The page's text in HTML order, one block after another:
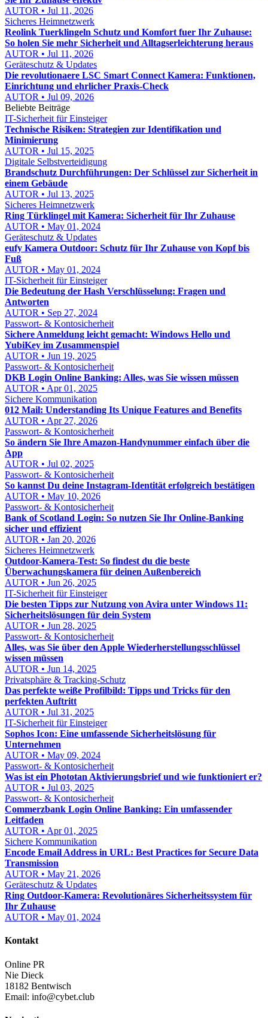
AUTOR • Jul 11, 2026
Sicheres Heimnetzwerk
Reolink Tuerklingeln Schutz und Komfort fuer Ihr Zuhause:
So holen Sie mehr Sicherheit und Alltagserleichterung heraus
AUTOR • Jul 11, 2026
Geräteschutz & Updates
Die revolutionaere LSC Smart Connect Kamera: Funktionen,
Einrichtung und ehrlicher Praxis-Check
AUTOR • Jul 09, 2026
Beliebte Beiträge
IT-Sicherheit für Einsteiger
Technische Risiken: Strategien zur Identifikation und
Minimierung
AUTOR • Jul 15, 2025
Digitale Selbstverteidigung
Brandschutz Durchführungen: Der Schlüssel zur Sicherheit in
einem Gebäude
AUTOR • Jul 13, 2025
Sicheres Heimnetzwerk
Ring Türklingel mit Kamera: Sicherheit für Ihr Zuhause
AUTOR • May 01, 2024
Geräteschutz & Updates
eufy Kamera Outdoor: Schutz für Ihr Zuhause von Kopf bis
Fuß
AUTOR • May 01, 2024
IT-Sicherheit für Einsteiger
Die Bedeutung der Hash Verschlüsselung: Fragen und
Antworten
AUTOR • Sep 27, 2024
Passwort- & Kontosicherheit
Sichere Anmeldung leicht gemacht: Windows Hello und
YubiKey im Zusammenspiel
AUTOR • Jun 19, 2025
Passwort- & Kontosicherheit
DKB Login Online Banking: Alles, was Sie wissen müssen
AUTOR • Apr 01, 2025
Sichere Kommunikation
012 Mail: Understanding Its Unique Features and Benefits
AUTOR • Apr 27, 2026
Passwort- & Kontosicherheit
So ändern Sie Ihre Amazon-Handynummer einfach über die
App
AUTOR • Jul 02, 2025
Passwort- & Kontosicherheit
So kannst Du deine Instagram-Identität erfolgreich bestätigen
AUTOR • May 10, 2026
Passwort- & Kontosicherheit
Bank of Scotland Login: So nutzen Sie Ihr Online-Banking
sicher und effizient
AUTOR • Jan 20, 2026
Sicheres Heimnetzwerk
Outdoor-Kamera-Test: So findest du die beste
Überwachungskamera für deinen Außenbereich
AUTOR • Jun 26, 2025
IT-Sicherheit für Einsteiger
Die besten Tipps zur Nutzung von Avira unter Windows 11:
Sicherheitslösungen für dein System
AUTOR • Jun 28, 2025
Passwort- & Kontosicherheit
Alles, was Sie über den Apple Wiederherstellungsschlüssel
wissen müssen
AUTOR • Jun 14, 2025
Privatsphäre & Tracking-Schutz
Das perfekte weiße Profilbild: Tipps und Tricks für den
perfekten Auftritt
AUTOR • Jul 31, 2025
IT-Sicherheit für Einsteiger
Sophos Icon: Eine umfassende Sicherheitslösung für
Unternehmen
AUTOR • May 09, 2024
Passwort- & Kontosicherheit
Was ist ein Phototan Aktivierungsbrief und wie funktioniert er?
AUTOR • Jul 03, 2025
Passwort- & Kontosicherheit
Commerzbank Login Online Banking: Ein umfassender
Leitfaden
AUTOR • Apr 01, 2025
Sichere Kommunikation
Encode Email Address in URL: Best Practices for Secure Data
Transmission
AUTOR • May 21, 2026
Geräteschutz & Updates
Ring Outdoor-Kamera: Revolutionäres Sicherheitssystem für
Ihr Zuhause
AUTOR • May 01, 2024
Kontakt
Online PR
Nie Dieck
18182 Bentwisch
Email: info@cybet.club